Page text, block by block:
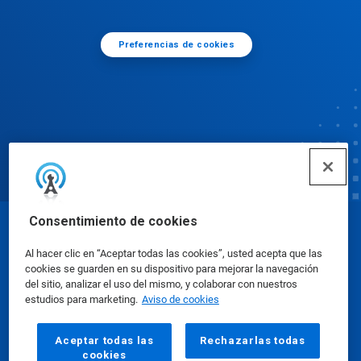
Consentimiento de cookies
Al hacer clic en “Aceptar todas las cookies”, usted acepta que las
cookies se guarden en su dispositivo para mejorar la navegación
del sitio, analizar el uso del mismo, y colaborar con nuestros
estudios para marketing. Aviso de cookies
Aceptar todas las
cookies
Rechazarlas todas
Preferencias de cookies
Hojas de datos de seguridad|Política de privacidad
|condiciones de uso